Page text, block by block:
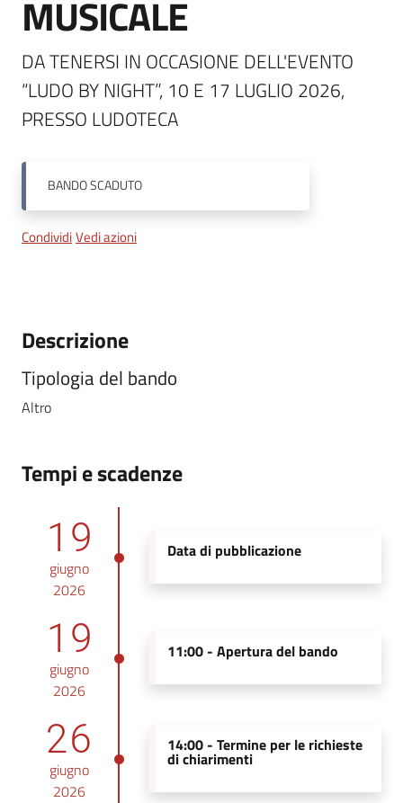
MUSICALE
DA TENERSI IN OCCASIONE DELL'EVENTO
“LUDO BY NIGHT”, 10 E 17 LUGLIO 2026,
PRESSO LUDOTECA
BANDOSCADUTO
CondividiVedi azioni
Descrizione
Tipologia del bando
Altro
Tempi e scadenze
19
giugno
2026
Data di pubblicazione
19
giugno
2026
11:00 - Apertura del bando
26
giugno
2026
14:00 - Termine per le richieste
di chiarimenti